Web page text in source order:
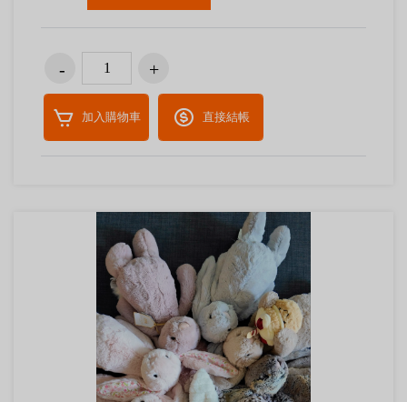
加入購物車 直接結帳